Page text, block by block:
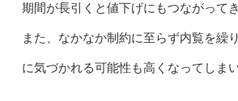
期間が長引くと値下げにもつながってき
また、なかなか制約に至らず内覧を繰
に気づかれる可能性も高くなってしまい